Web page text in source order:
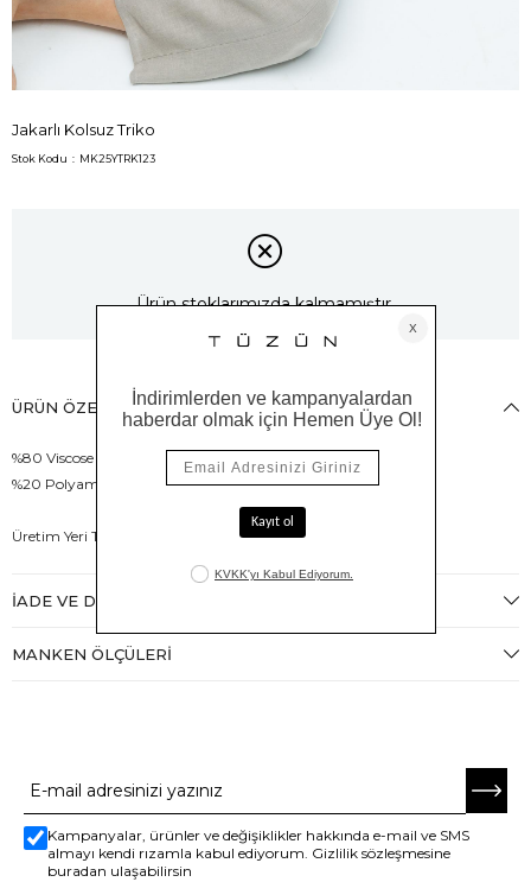
Jakarlı Kolsuz Triko
Stok Kodu MK25YTRK123
Ürün stoklarımızda kalmamıştır.
ÜRÜN ÖZELLIKLERI
%80 Viscose
%20 Polyamid
Üretim Yeri Türkiye
İADE VE DEĞIŞIM
MANKEN ÖLÇÜLERI
Kampanyalar, ürünler ve değişiklikler hakkında e-mail ve SMS
almayı kendi rızamla kabul ediyorum. Gizlilik sözleşmesine
buradan ulaşabilirsin